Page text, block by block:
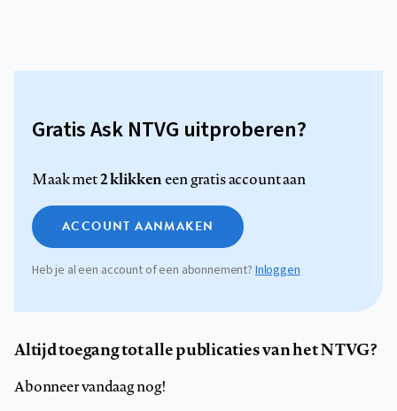
Gratis Ask NTVG uitproberen?
Maak met2 klikkeneen gratis account aan
ACCOUNT AANMAKEN
Heb je al een account of een abonnement?Inloggen
Altijd toegang tot alle publicaties van het NTVG?
Abonneer vandaag nog!